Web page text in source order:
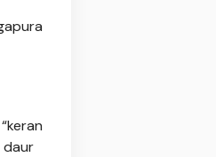
daur